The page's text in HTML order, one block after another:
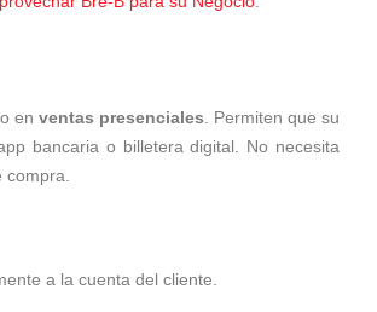
en ventas presenciales . Permiten que su
bancaria o billetera digital. No necesita
a la cuenta del cliente.